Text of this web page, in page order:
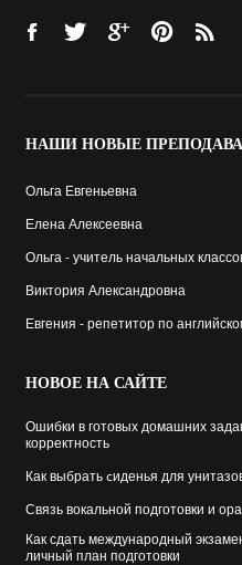
НАШИ НОВЫЕ
Ольга Евгеньевна
Елена Алексеевна
Ольга - учитель начальных
Виктория Александровна
Евгения - репетитор по
НОВОЕ НА САЙТЕ
Ошибки в готовых домашних
корректность
Как выбрать cиденья для
Связь вокальной подготовки и
Как сдать международный
личный план подготовки